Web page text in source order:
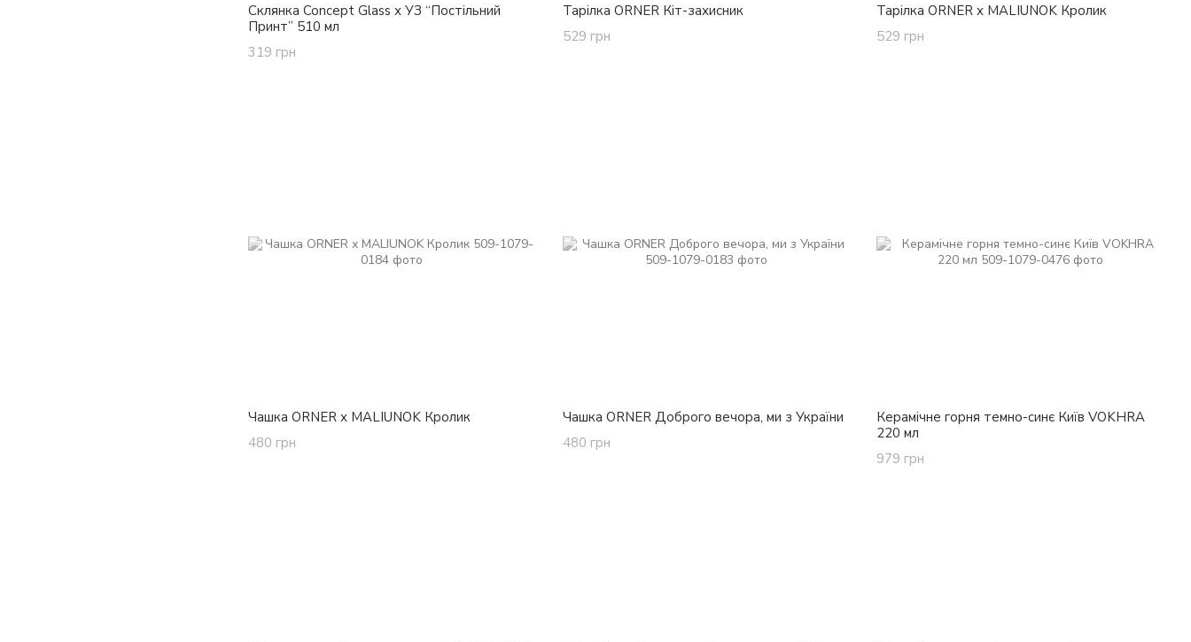
Склянка Concept Glass х УЗ “Постільний
Принт” 510 мл
319 грн
Тарілка ORNER Кіт-захисник
529 грн
Тарілка ORNER х MALIUNOK Кролик
529 грн
Чашка ORNER х MALIUNOK Кролик
480 грн
Чашка ORNER Доброго вечора, ми з України
480 грн
Керамічне горня темно-синє Київ VOKHRA
220 мл
979 грн